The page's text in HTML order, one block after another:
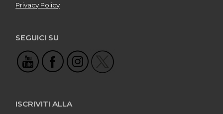
Privacy Policy
SEGUICI SU
ISCRIVITI ALLA